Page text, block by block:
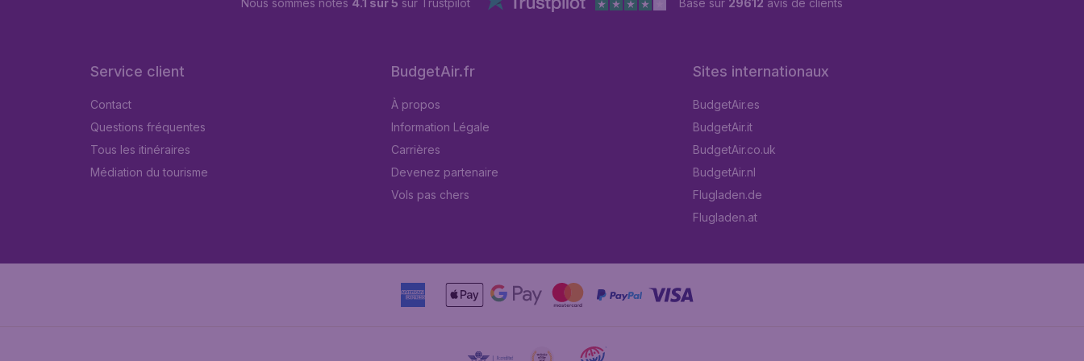
Service client
Contact
Questions fréquentes
Tous les itinéraires
Médiation du tourisme
BudgetAir.fr
À propos
Information Légale
Carrières
Devenez partenaire
Vols pas chers
Sites internationaux
BudgetAir.es
BudgetAir.it
BudgetAir.co.uk
BudgetAir.nl
Flugladen.de
Flugladen.at